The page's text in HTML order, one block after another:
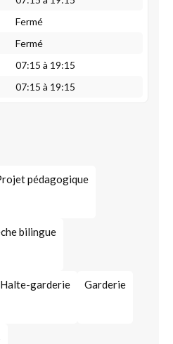
Fermé
Fermé
07:15 à 19:15
07:15 à 19:15
pédagogique
bilingue
Halte-garderie Garderie